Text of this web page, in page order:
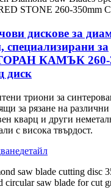
дискове за
специализирани за
КАМЪК 260-
диск
триони за
за рязане на
кварц и други
с висока твърдост.
детайл